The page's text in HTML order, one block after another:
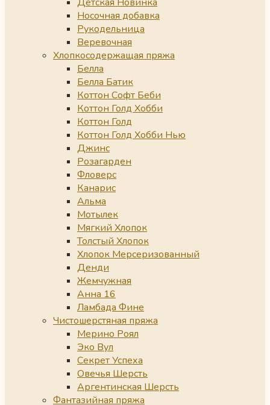
Носочная добавка
Рукодельница
Веревочная
Хлопкосодержащая пряжа
Белла
Белла Батик
Коттон Софт Беби
Коттон Голд Хобби
Коттон Голд
Коттон Голд Хобби Нью
Джинс
Розагарден
Фловерс
Канарис
Альма
Мотылек
Мягкий Хлопок
Толстый Хлопок
Хлопок Мерсеризованный
Денди
Жемчужная
Анна 16
Ламбада Фине
Чистошерстяная пряжа
Мерино Роял
Эко Вул
Секрет Успеха
Овечья Шерсть
Аргентинская Шерсть
Фантазийная пряжа